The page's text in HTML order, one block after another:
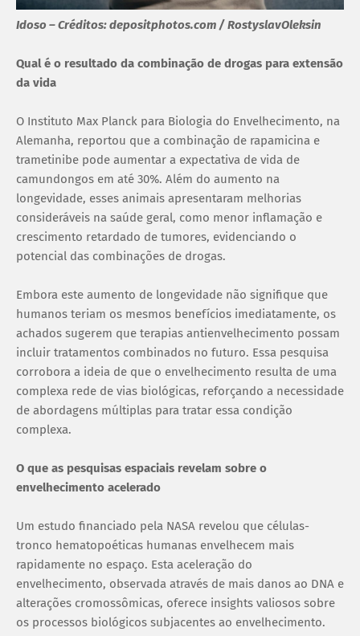
Idoso – Créditos: depositphotos.com / RostyslavOleksin
Qual é o resultado da combinação de drogas para extensão
da vida
O Instituto Max Planck para Biologia do Envelhecimento, na
Alemanha, reportou que a combinação de rapamicina e
trametinibe pode aumentar a expectativa de vida de
camundongos em até 30%. Além do aumento na
longevidade, esses animais apresentaram melhorias
consideráveis na saúde geral, como menor inflamação e
crescimento retardado de tumores, evidenciando o
potencial das combinações de drogas.
Embora este aumento de longevidade não signifique que
humanos teriam os mesmos benefícios imediatamente, os
achados sugerem que terapias antienvelhecimento possam
incluir tratamentos combinados no futuro. Essa pesquisa
corrobora a ideia de que o envelhecimento resulta de uma
complexa rede de vias biológicas, reforçando a necessidade
de abordagens múltiplas para tratar essa condição
complexa.
O que as pesquisas espaciais revelam sobre o
envelhecimento acelerado
Um estudo financiado pela NASA revelou que células-
tronco hematopoéticas humanas envelhecem mais
rapidamente no espaço. Esta aceleração do
envelhecimento, observada através de mais danos ao DNA e
alterações cromossômicas, oferece insights valiosos sobre
os processos biológicos subjacentes ao envelhecimento.